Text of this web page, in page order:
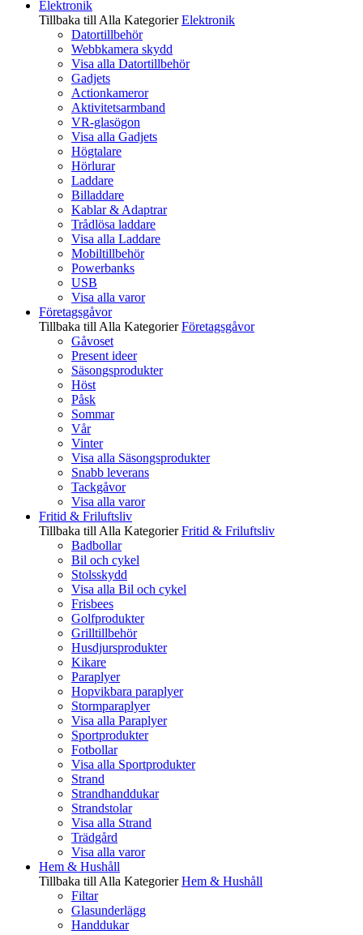
Elektronik
Tillbaka till Alla Kategorier Elektronik
Datortillbehör
Webbkamera skydd
Visa alla Datortillbehör
Gadjets
Actionkameror
Aktivitetsarmband
VR-glasögon
Visa alla Gadjets
Högtalare
Hörlurar
Laddare
Billaddare
Kablar & Adaptrar
Trådlösa laddare
Visa alla Laddare
Mobiltillbehör
Powerbanks
USB
Visa alla varor
Företagsgåvor
Tillbaka till Alla Kategorier Företagsgåvor
Gåvoset
Present ideer
Säsongsprodukter
Höst
Påsk
Sommar
Vår
Vinter
Visa alla Säsongsprodukter
Snabb leverans
Tackgåvor
Visa alla varor
Fritid & Friluftsliv
Tillbaka till Alla Kategorier Fritid & Friluftsliv
Badbollar
Bil och cykel
Stolsskydd
Visa alla Bil och cykel
Frisbees
Golfprodukter
Grilltillbehör
Husdjursprodukter
Kikare
Paraplyer
Hopvikbara paraplyer
Stormparaplyer
Visa alla Paraplyer
Sportprodukter
Fotbollar
Visa alla Sportprodukter
Strand
Strandhanddukar
Strandstolar
Visa alla Strand
Trädgård
Visa alla varor
Hem & Hushåll
Tillbaka till Alla Kategorier Hem & Hushåll
Filtar
Glasunderlägg
Handdukar